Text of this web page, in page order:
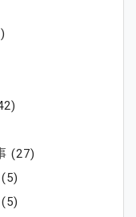
(27)
(5)
(5)